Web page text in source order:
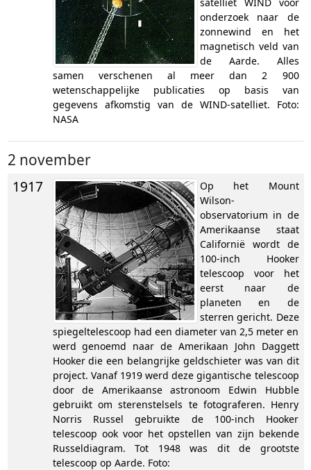
onderzoek naar de
zonnewind en het
magnetisch veld van
de Aarde. Alles
samen verschenen al meer dan 2 900
wetenschappelijke publicaties op basis van
gegevens afkomstig van de WIND-satelliet. Foto:
NASA
2 november
1917
Op het Mount
Wilson-
observatorium in de
Amerikaanse staat
Californië wordt de
100-inch Hooker
telescoop voor het
eerst naar de
planeten en de
sterren gericht. Deze
spiegeltelescoop had een diameter van 2,5 meter en
werd genoemd naar de Amerikaan John Daggett
Hooker die een belangrijke geldschieter was van dit
project. Vanaf 1919 werd deze gigantische telescoop
door de Amerikaanse astronoom Edwin Hubble
gebruikt om sterenstelsels te fotograferen. Henry
Norris Russel gebruikte de 100-inch Hooker
telescoop ook voor het opstellen van zijn bekende
Russeldiagram. Tot 1948 was dit de grootste
telescoop op Aarde. Foto: